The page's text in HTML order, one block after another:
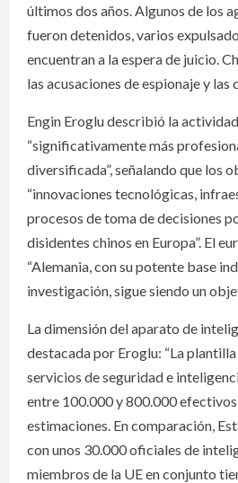
últimos dos años. Algunos de los
fueron detenidos, varios
encuentran a la espera de juicio.
las acusaciones de espionaje y las
Engin Eroglu describió la
“significativamente más
diversificada”, señalando que los
“innovaciones tecnológicas,
procesos de toma de decisiones
disidentes chinos en Europa”. El
“Alemania, con su potente base
investigación, sigue siendo un
La dimensión del aparato de
destacada por Eroglu: “La
servicios de seguridad e
entre 100.000 y 800.000
estimaciones. En comparación,
con unos 30.000 oficiales de
miembros de la UE en conjunto